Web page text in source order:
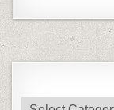
Categories